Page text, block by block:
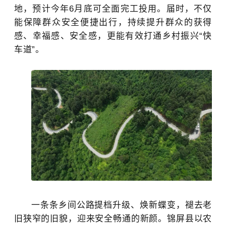
地，预计今年6月底可全面 完工投用。 届时 ，不仅
能保障群众安全便捷出行，持续提升群众的获得
感、幸福感、安全感，更能有效打通乡村振兴“快
车道”。
一条条乡间公路提档升级、焕新蝶变，褪去老
旧狭窄的旧貌，迎来安全畅通的新颜。锦屏县以农